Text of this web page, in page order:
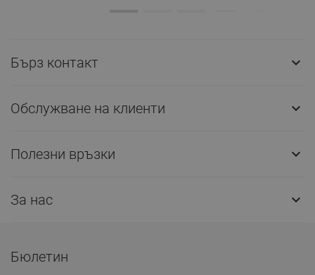
Бърз контакт 
Обслужване на клиенти 
Полезни връзки 
За нас 
Бюлетин